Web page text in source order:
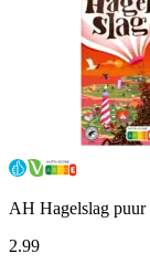
AH Hagelslag puur
2.99